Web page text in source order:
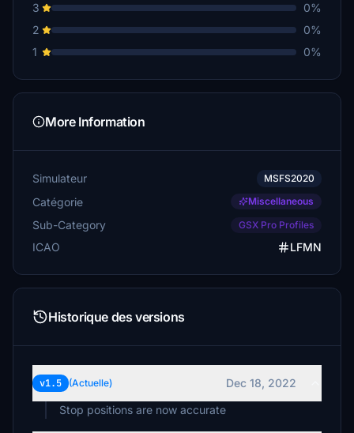
3
0%
2
0%
1
0%
More Information
Simulateur MSFS2020
Catégorie Miscellaneous
Sub-Category GSX Pro Profiles
ICAO LFMN
Historique des versions
v1.5 (Actuelle)
Dec 18, 2022
Stop positions are now accurate